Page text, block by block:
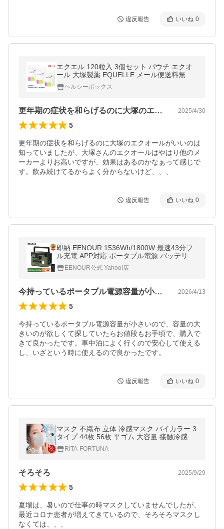
違反報告 いいね 0
エクエル 120粒入 3個セット パウチ エクオ
ール 大塚製薬 EQUELLE メール便送料無料
代引き不可 3袋 爆買
ヘルシーボックス
更年期の症状を和らげるのに大塚のエクオ… 2025/4/30
5
更年期の症状を和らげるのに大塚のエクオールがいいのは
知っていましたが、大塚さんのエクオールはやはり他のメ
ーカーよりお高いですが、効果はあるのかなぁって感じで
す。飲み続けてるからよく分からないけど、、、
違反報告 いいね 0
即納 EENOUR 1536Wh/1800W 最速43分フ
ル充電 APP対応 ポータブル電源 バッテリー
充電器 リン酸鉄リ UPS機能 1Hフル充電 防
災グッズ 災害対策 P1500PLUS
EENOUR公式 Yahoo!店
今持っているポータブル電源容量が小さい… 2026/4/13
5
今持っているポータブル電源容量が小さいので、容量の大
きいのが欲しくて探していたらお値段もお手頃で、購入で
きて良かったです。車中泊によく行くので安心して使える
し、いざという時に使えるので良かったです。
違反報告 いいね 0
マスク 不織布 立体 冷感マスク バイカラー 3
タイプ 44枚 56枚 平ゴム 大容量 接触冷感 敏
感肌に優しい不織布マスク 冷感 カラーマス
ク 小顔 花粉対策 おしゃれ
RITA-FORTUNA
そろそろ 2025/9/29
5
夏場は、暑いので仕事の時マスクしていませんでしたが、
最近コロナ患者が増えてきているので、そろそろマスクし
なくては、、、